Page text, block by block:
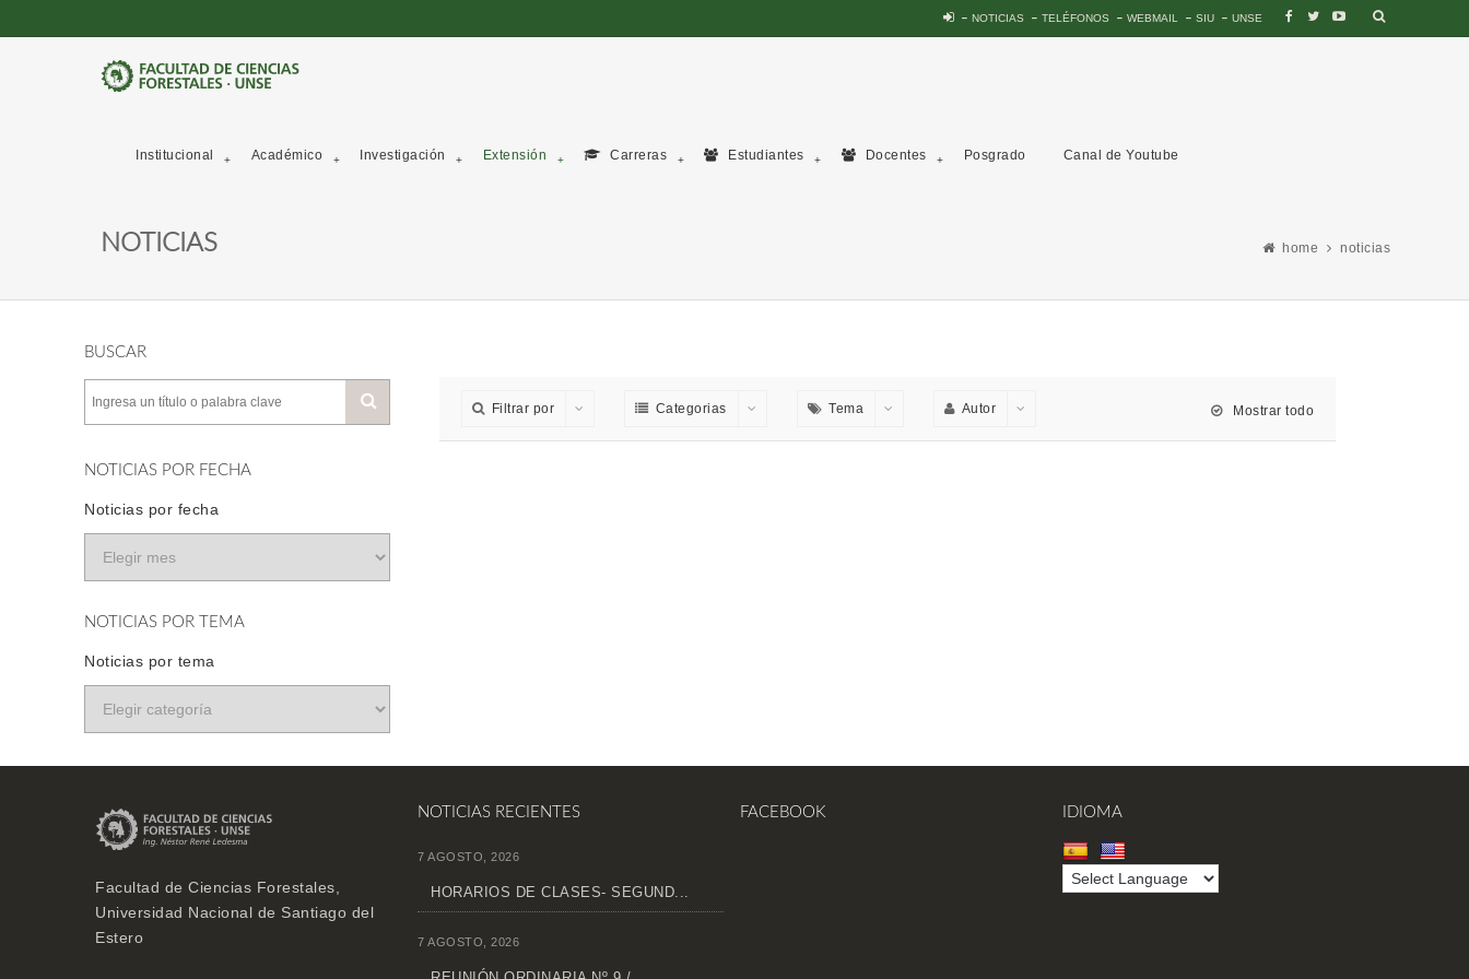
NOTICIAS TELÉFONOS WEBMAIL SIU UNSE
Institucional Académico Investigación Extensión Carreras Estudiantes Docentes Posgrado Canal de Youtube
NOTICIAS home noticias
BUSCAR
NOTICIAS POR FECHA
Noticias por fecha
NOTICIAS POR TEMA
Noticias por tema
Filtrar por Categorias Tema Autor Mostrar todo
Facultad de Ciencias Forestales,
Universidad Nacional de Santiago del
Estero
NOTICIAS RECIENTES
7 AGOSTO, 2026
HORARIOS DE CLASES- SEGUND...
7 AGOSTO, 2026
FACEBOOK IDIOMA